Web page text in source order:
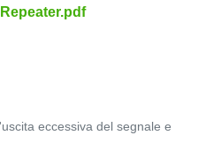
eccessiva del segnale e